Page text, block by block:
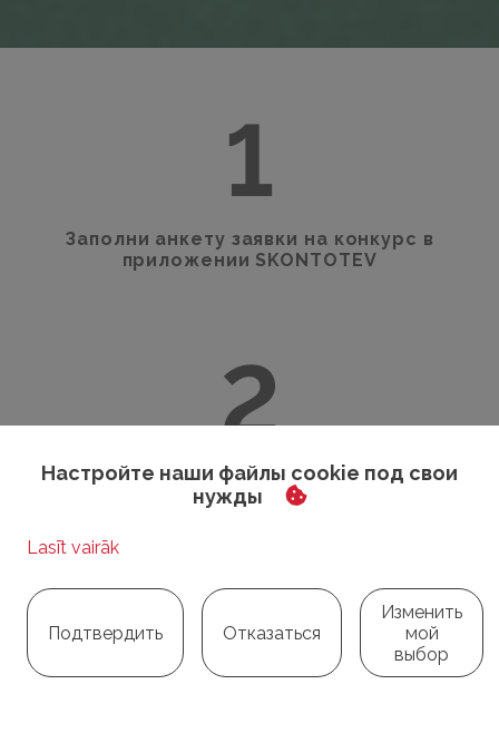
1
Заполни анкету заявки на конкурс в
приложении SKONTOTEV
2
Не забудь прикрепить счёт
3
Настройте наши файлы cookie под свои
нужды
Подтвердить Отказаться
Изменить
мой
выбор